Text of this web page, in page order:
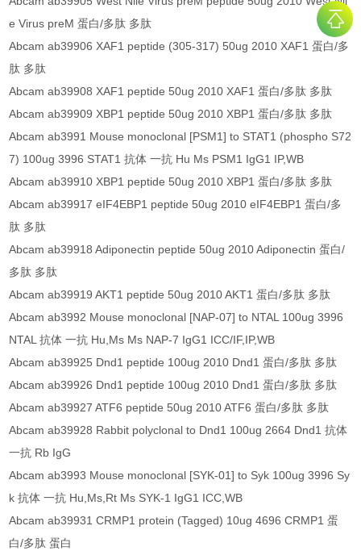
e Virus preM 蛋白/多肽 多肽
Abcam ab39906 XAF1 peptide (305-317) 50ug 2010 XAF1 蛋白/多
肽 多肽
Abcam ab39908 XAF1 peptide 50ug 2010 XAF1 蛋白/多肽 多肽
Abcam ab39909 XBP1 peptide 50ug 2010 XBP1 蛋白/多肽 多肽
Abcam ab3991 Mouse monoclonal [PSM1] to STAT1 (phospho S72
7) 100ug 3996 STAT1 抗体 一抗 Hu Ms PSM1 IgG1 IP,WB
Abcam ab39910 XBP1 peptide 50ug 2010 XBP1 蛋白/多肽 多肽
Abcam ab39917 eIF4EBP1 peptide 50ug 2010 eIF4EBP1 蛋白/多
肽 多肽
Abcam ab39918 Adiponectin peptide 50ug 2010 Adiponectin 蛋白/
多肽 多肽
Abcam ab39919 AKT1 peptide 50ug 2010 AKT1 蛋白/多肽 多肽
Abcam ab3992 Mouse monoclonal [NAP-07] to NTAL 100ug 3996
NTAL 抗体 一抗 Hu,Ms Ms NAP-7 IgG1 ICC/IF,IP,WB
Abcam ab39925 Dnd1 peptide 100ug 2010 Dnd1 蛋白/多肽 多肽
Abcam ab39926 Dnd1 peptide 100ug 2010 Dnd1 蛋白/多肽 多肽
Abcam ab39927 ATF6 peptide 50ug 2010 ATF6 蛋白/多肽 多肽
Abcam ab39928 Rabbit polyclonal to Dnd1 100ug 2664 Dnd1 抗体
一抗 Rb IgG
Abcam ab3993 Mouse monoclonal [SYK-01] to Syk 100ug 3996 Sy
k 抗体 一抗 Hu,Ms,Rt Ms SYK-1 IgG1 ICC,WB
Abcam ab39931 CRMP1 protein (Tagged) 10ug 4696 CRMP1 蛋
白/多肽 蛋白